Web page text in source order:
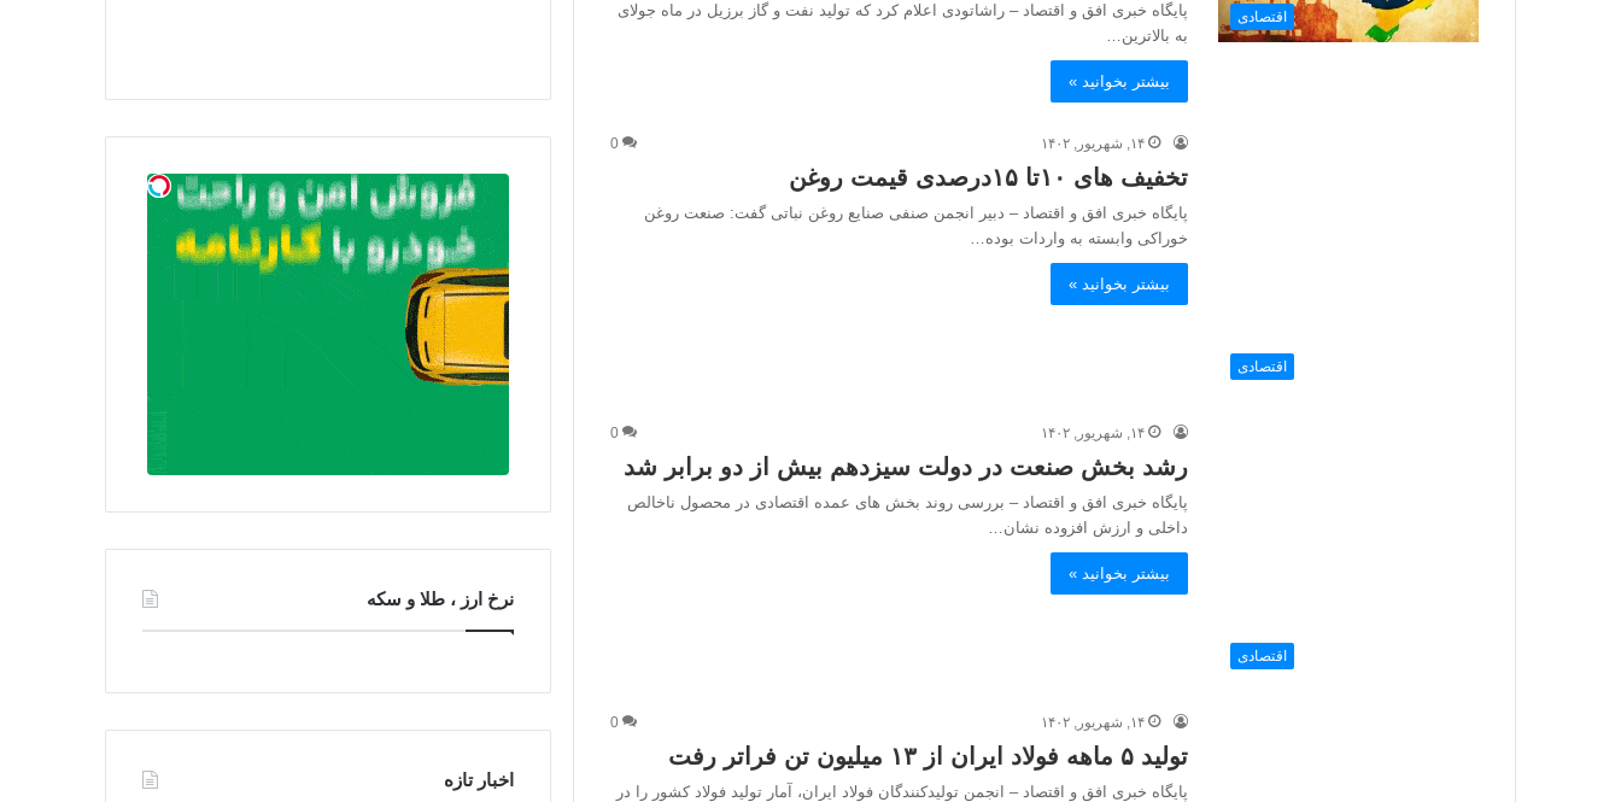
اقتصادی
پایگاه خبری افق و اقتصاد – راشاتودی اعلام کرد که تولید نفت و گاز برزیل در ماه جولای
به بالاترین…
بیشتر بخوانید »
اقتصادی
۱۴, شهریور, ۱۴۰۲ 0
تخفیف های ۱۰تا ۱۵درصدی قیمت روغن
پایگاه خبری افق و اقتصاد – دبیر انجمن صنفی صنایع روغن نباتی گفت: صنعت روغن
خوراکی وابسته به واردات بوده…
بیشتر بخوانید »
اقتصادی
۱۴, شهریور, ۱۴۰۲ 0
رشد بخش صنعت در دولت سیزدهم بیش از دو برابر شد
پایگاه خبری افق و اقتصاد – بررسی روند بخش های عمده اقتصادی در محصول ناخالص
داخلی و ارزش افزوده نشان…
بیشتر بخوانید »
۱۴, شهریور, ۱۴۰۲ 0
تولید ۵ ماهه فولاد ایران از ۱۳ میلیون تن فراتر رفت
پایگاه خبری افق و اقتصاد – انجمن تولیدکنندگان فولاد ایران، آمار تولید فولاد کشور را در
نرخ ارز ، طلا و سکه
اخبار تازه